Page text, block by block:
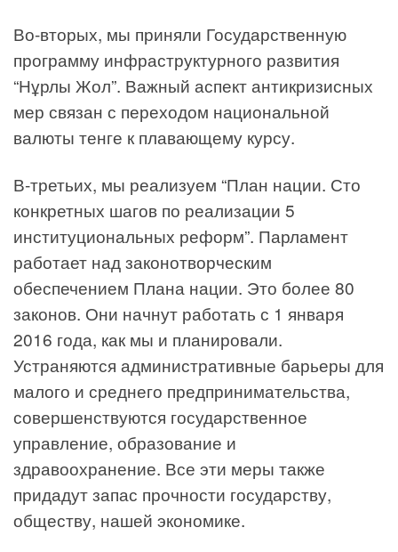
Во-вторых, мы приняли Государственную
программу инфраструктурного развития
“Нұрлы Жол”. Важный аспект антикризисных
мер связан с переходом национальной
валюты тенге к плавающему курсу.
В-третьих, мы реализуем “План нации. Сто
конкретных шагов по реализации 5
институциональных реформ”. Парламент
работает над законотворческим
обеспечением Плана нации. Это более 80
законов. Они начнут работать с 1 января
2016 года, как мы и планировали.
Устраняются административные барьеры для
малого и среднего предпринимательства,
совершенствуются государственное
управление, образование и
здравоохранение. Все эти меры также
придадут запас прочности государству,
обществу, нашей экономике.